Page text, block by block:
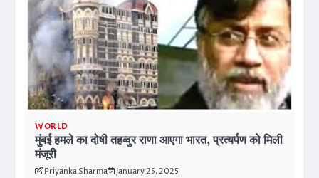
WORLD
मुंबई हमले का दोषी तहव्वुर राणा आएगा भारत, प्रत्यर्पण को मिली
मंजूरी
Priyanka Sharma January 25, 2025